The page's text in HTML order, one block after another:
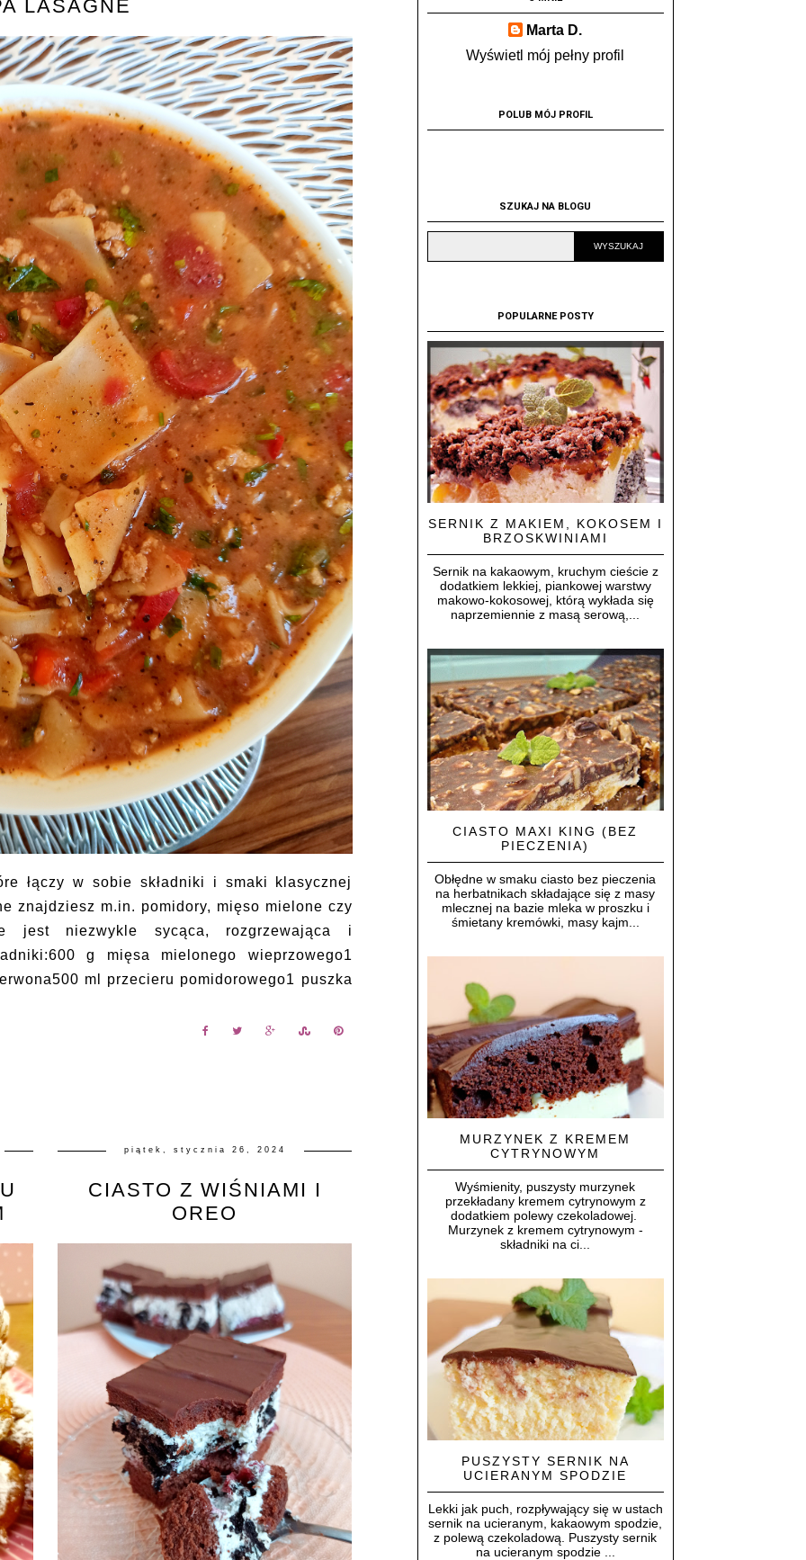
LASAGNE
łączy w sobie składniki i smaki klasycznej
znajdziesz m.in. pomidory, mięso mielone czy
jest niezwykle sycąca, rozgrzewająca i
g mięsa mielonego wieprzowego1
ml przecieru pomidorowego1 puszka
piątek, stycznia 26, 2024
CIASTO Z WIŚNIAMI I
OREO
Marta D.
Wyświetl mój pełny profil
POLUB MÓJ PROFIL
SZUKAJ NA BLOGU
POPULARNE POSTY
SERNIK Z MAKIEM, KOKOSEM I
BRZOSKWINIAMI
Sernik na kakaowym, kruchym cieście z
dodatkiem lekkiej, piankowej warstwy
makowo-kokosowej, którą wykłada się
naprzemiennie z masą serową,...
CIASTO MAXI KING (BEZ
PIECZENIA)
Obłędne w smaku ciasto bez pieczenia
na herbatnikach składające się z masy
mlecznej na bazie mleka w proszku i
śmietany kremówki, masy kajm...
MURZYNEK Z KREMEM
CYTRYNOWYM
Wyśmienity, puszysty murzynek
przekładany kremem cytrynowym z
dodatkiem polewy czekoladowej.
Murzynek z kremem cytrynowym -
składniki na ci...
PUSZYSTY SERNIK NA
UCIERANYM SPODZIE
Lekki jak puch, rozpływający się w ustach
sernik na ucieranym, kakaowym spodzie,
z polewą czekoladową. Puszysty sernik
na ucieranym spodzie ...